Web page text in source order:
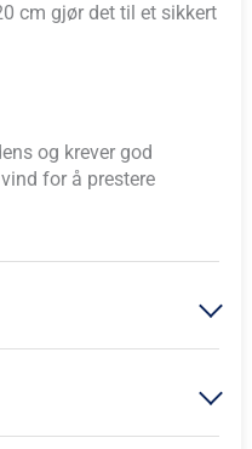
cm gjør det til et sikkert
og krever god
for å prestere